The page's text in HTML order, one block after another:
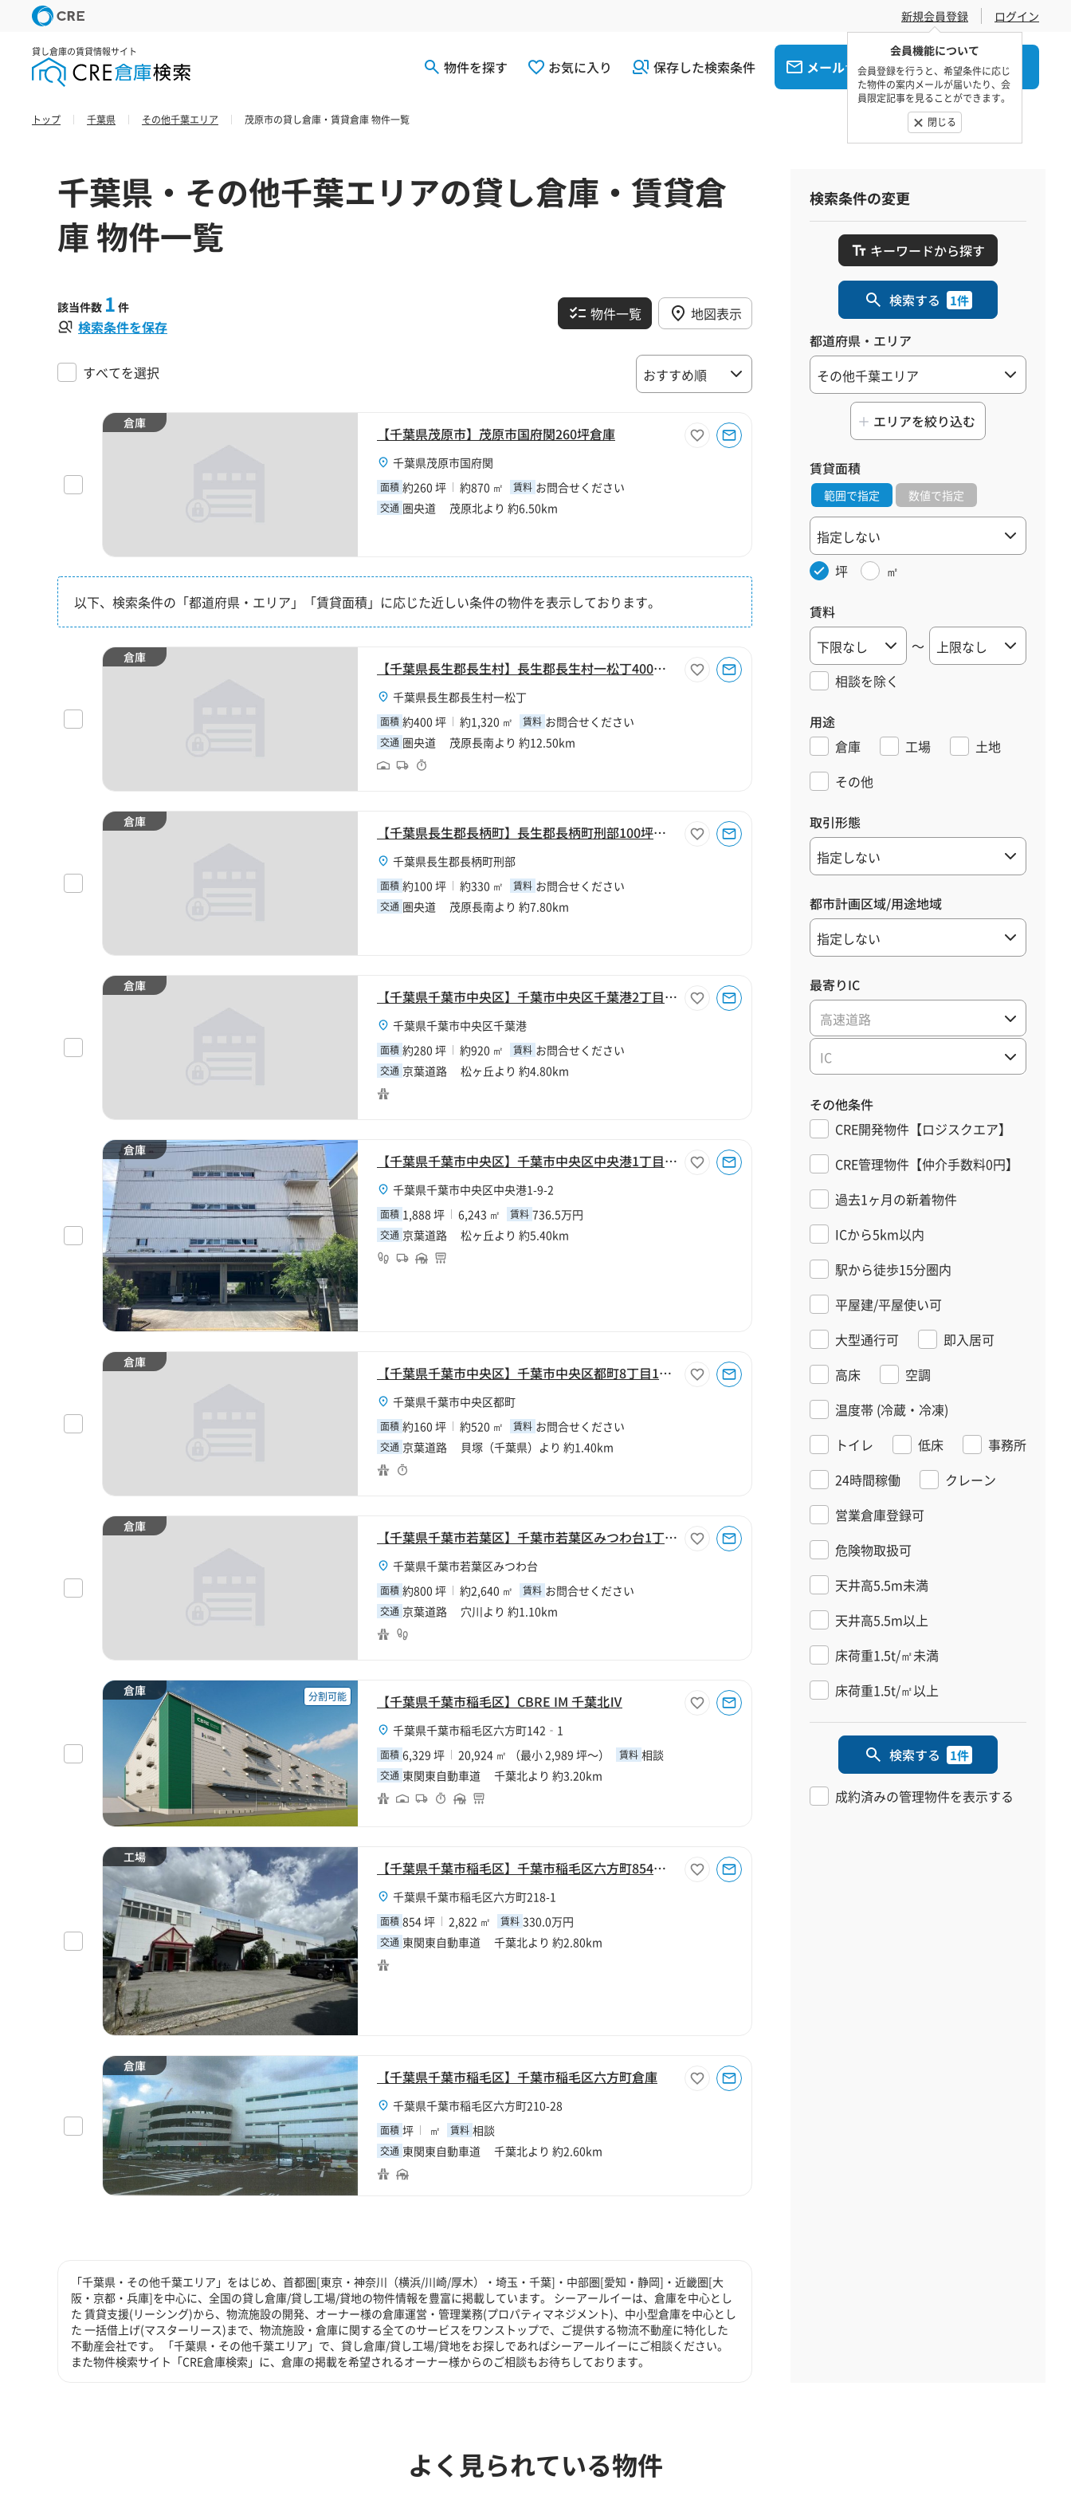
新規会員登録
会員機能について
会員登録を行うと、希望条件に応じ
た物件の案内メールが届いたり、会
員限定記事を見ることができます。
閉じる
ログイン
貸し倉庫の賃貸情報サイト
物件を探す お気に入り 保存した検索条件 メールでお問合せ 電話でお問合せ
トップ 千葉県 その他千葉エリア 茂原市の貸し倉庫・賃貸倉庫 物件一覧
千葉県・その他千葉エリアの貸し倉庫・賃貸倉
庫 物件一覧
該当件数 1 件
検索条件を保存
物件一覧 地図表示
すべてを選択
倉庫
【千葉県茂原市】茂原市国府関260坪倉庫
千葉県茂原市国府関
面積 約260 坪 約870 ㎡ 賃料 お問合せください
交通 圏央道 茂原北より 約6.50km
以下、検索条件の「都道府県・エリア」「賃貸面積」に応じた近しい条件の物件を表示しております。
倉庫
【千葉県長生郡長生村】長生郡長生村一松丁400坪倉庫
千葉県長生郡長生村一松丁
面積 約400 坪 約1,320 ㎡ 賃料 お問合せください
交通 圏央道 茂原長南より 約12.50km
倉庫
【千葉県長生郡長柄町】長生郡長柄町刑部100坪倉庫
千葉県長生郡長柄町刑部
面積 約100 坪 約330 ㎡ 賃料 お問合せください
交通 圏央道 茂原長南より 約7.80km
倉庫
【千葉県千葉市中央区】千葉市中央区千葉港2丁目280坪倉庫
千葉県千葉市中央区千葉港
面積 約280 坪 約920 ㎡ 賃料 お問合せください
交通 京葉道路 松ヶ丘より 約4.80km
倉庫
【千葉県千葉市中央区】千葉市中央区中央港1丁目1888坪倉庫
千葉県千葉市中央区中央港1-9-2
面積 1,888 坪 6,243 ㎡ 賃料 736.5万円
交通 京葉道路 松ヶ丘より 約5.40km
倉庫
【千葉県千葉市中央区】千葉市中央区都町8丁目160坪倉庫
千葉県千葉市中央区都町
面積 約160 坪 約520 ㎡ 賃料 お問合せください
交通 京葉道路 貝塚（千葉県）より 約1.40km
倉庫
【千葉県千葉市若葉区】千葉市若葉区みつわ台1丁目800坪倉庫
千葉県千葉市若葉区みつわ台
面積 約800 坪 約2,640 ㎡ 賃料 お問合せください
交通 京葉道路 穴川より 約1.10km
倉庫 分割可能 【千葉県千葉市稲毛区】CBRE IM 千葉北Ⅳ
千葉県千葉市稲毛区六方町142‐1
面積 6,329 坪 20,924 ㎡ （最小 2,989 坪～） 賃料 相談
交通 東関東自動車道 千葉北より 約3.20km
工場
【千葉県千葉市稲毛区】千葉市稲毛区六方町854坪工場
千葉県千葉市稲毛区六方町218-1
面積 854 坪 2,822 ㎡ 賃料 330.0万円
交通 東関東自動車道 千葉北より 約2.80km
倉庫
【千葉県千葉市稲毛区】千葉市稲毛区六方町倉庫
千葉県千葉市稲毛区六方町210-28
面積 坪 ㎡ 賃料 相談
交通 東関東自動車道 千葉北より 約2.60km
「千葉県・その他千葉エリア」をはじめ、首都圏[東京・神奈川（横浜/川崎/厚木）・埼玉・千葉]・中部圏[愛知・静岡]・近畿圏[大
阪・京都・兵庫]を中心に、全国の貸し倉庫/貸し工場/貸地の物件情報を豊富に掲載しています。 シーアールイーは、倉庫を中心とし
た 賃貸支援(リーシング)から、物流施設の開発、オーナー様の倉庫運営・管理業務(プロパティマネジメント)、中小型倉庫を中心とし
た 一括借上げ(マスターリース)まで、物流施設・倉庫に関する全てのサービスをワンストップで、ご提供する物流不動産に特化した
不動産会社です。 「千葉県・その他千葉エリア」で、貸し倉庫/貸し工場/貸地をお探しであればシーアールイーにご相談ください。
また物件検索サイト「CRE倉庫検索」に、倉庫の掲載を希望されるオーナー様からのご相談もお待ちしております。
検索条件の変更
キーワードから探す
検索する 1件
都道府県・エリア
エリアを絞り込む
賃貸面積
範囲で指定 数値で指定
坪 ㎡
賃料
～
相談を除く
用途
倉庫
工場
土地
その他
取引形態
都市計画区域/用途地域
最寄りIC
高速道路
IC
その他条件
CRE開発物件【ロジスクエア】
CRE管理物件【仲介手数料0円】
過去1ヶ月の新着物件
ICから5km以内
駅から徒歩15分圏内
平屋建/平屋使い可
大型通行可
即入居可
高床
空調
温度帯 (冷蔵・冷凍)
トイレ
低床
事務所
24時間稼働
クレーン
営業倉庫登録可
危険物取扱可
天井高5.5m未満
天井高5.5m以上
床荷重1.5t/㎡未満
床荷重1.5t/㎡以上
検索する 1件
成約済みの管理物件を表示する
よく見られている物件